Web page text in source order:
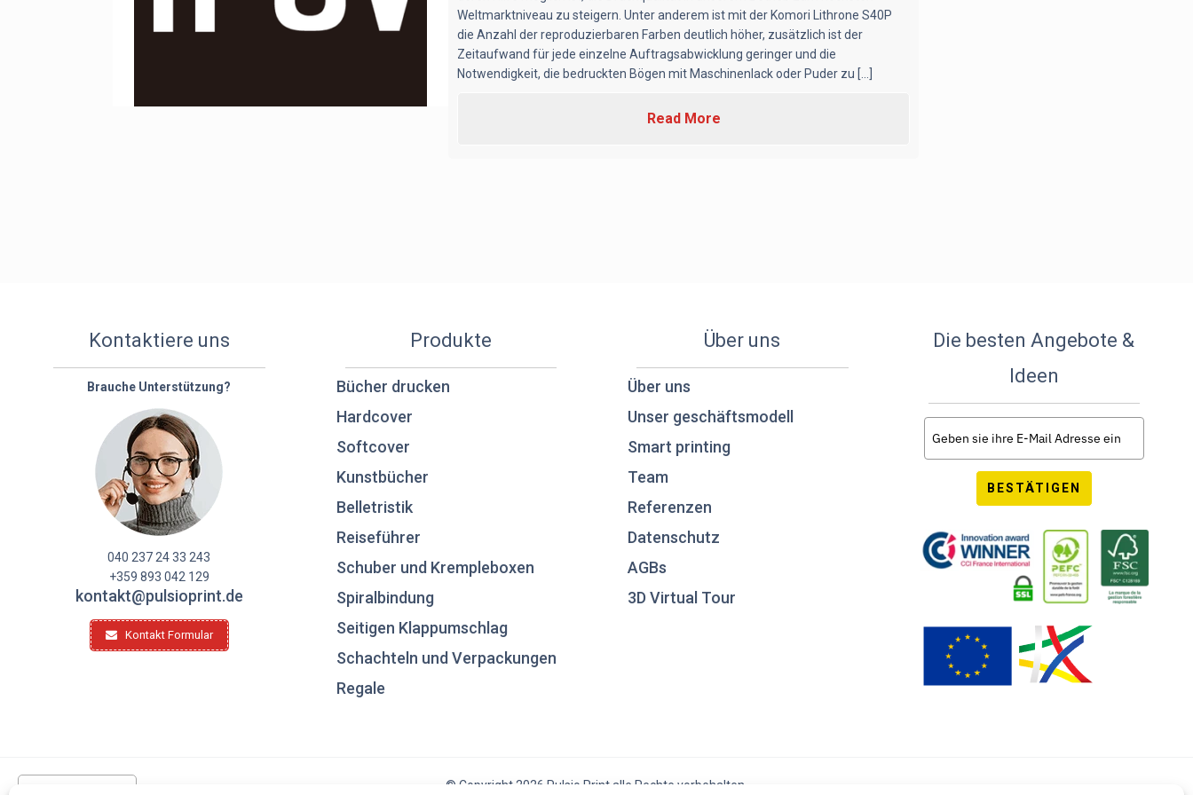
Weltmarktniveau zu steigern. Unter anderem ist mit der Komori Lithrone S40P
die Anzahl der reproduzierbaren Farben deutlich höher, zusätzlich ist der
Zeitaufwand für jede einzelne Auftragsabwicklung geringer und die
Notwendigkeit, die bedruckten Bögen mit Maschinenlack oder Puder zu [...]
Read More
Kontaktiere uns
Brauche Unterstützung?
040 237 24 33 243
+359 893 042 129
kontakt@pulsioprint.de
Kontakt Formular
Produkte
Bücher drucken
Hardcover
Softcover
Kunstbücher
Belletristik
Reiseführer
Schuber und Krempleboxen
Spiralbindung
Seitigen Klappumschlag
Schachteln und Verpackungen
Regale
Über uns
Über uns
Unser geschäftsmodell
Smart printing
Team
Referenzen
Datenschutz
AGBs
3D Virtual Tour
Die besten Angebote &
Ideen
BESTÄTIGEN
© Copyright 2026 Pulsio Print alle Rechte vorbehalten.